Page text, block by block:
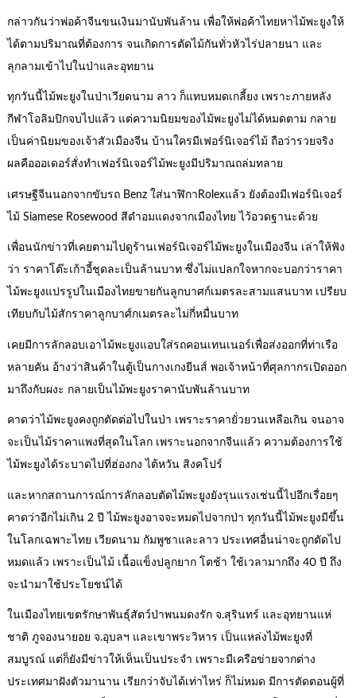
กล่าวกันว่าพ่อค้าจีนขนเงินมานับพันล้าน เพื่อให้พ่อค้าไทยหาไม้พะยูงให้
ได้ตามปริมาณที่ต้องการ จนเกิดการตัดไม้กันทั่วหัวไร่ปลายนา และ
ลุกลามเข้าไปในป่าและอุทยาน
ทุกวันนี้ไม้พะยูงในป่าเวียดนาม ลาว ก็แทบหมดเกลี้ยง เพราะภายหลัง
กีฬาโอลิมปิกจบไปแล้ว แต่ความนิยมของไม้พะยูงไม่ได้หมดตาม กลาย
เป็นค่านิยมของเจ้าสัวเมืองจีน บ้านใครมีเฟอร์นิเจอร์ไม้ ถือว่ารวยจริง
ผลคือออเดอร์สั่งทำเฟอร์นิเจอร์ไม้พะยูงมีปริมาณถล่มทลาย
เศรษฐีจีนนอกจากขับรถ Benz ใส่นาฬิกาRolexแล้ว ยังต้องมีเฟอร์นิเจอร์
ไม้ Siamese Rosewood สีดำอมแดงจากเมืองไทย ไว้อวดฐานะด้วย
เพื่อนนักข่าวที่เคยตามไปดูร้านเฟอร์นิเจอร์ไม้พะยูงในเมืองจีน เล่าให้ฟัง
ว่า ราคาโต๊ะเก้าอี้ชุดละเป็นล้านบาท ซึ่งไม่แปลกใจหากจะบอกว่าราคา
ไม้พะยูงแปรรูปในเมืองไทยขายกันลูกบาศก์เมตรละสามแสนบาท เปรียบ
เทียบกับไม้สักราคาลูกบาศ์กเมตรละไม่กี่หมื่นบาท
เคยมีการลักลอบเอาไม้พะยูงแอบใส่รถคอนเทนเนอร์เพื่อส่งออกที่ท่าเรือ
หลายคัน อ้างว่าสินค้าในตู้เป็นกางเกงยีนส์ พอเจ้าหน้าที่ศุลกากรเปิดออก
มาถึงกับผงะ กลายเป็นไม้พะยูงราคานับพันล้านบาท
คาดว่าไม้พะยูงคงถูกตัดต่อไปในป่า เพราะราคายั่วยวนเหลือเกิน จนอาจ
จะเป็นไม้ราคาแพงที่สุดในโลก เพราะนอกจากจีนแล้ว ความต้องการใช้
ไม้พะยูงได้ระบาดไปที่ฮ่องกง ไต้หวัน สิงคโปร์
และหากสถานการณ์การลักลอบตัดไม้พะยูงยังรุนแรงเช่นนี้ไปอีกเรื่อยๆ
คาดว่าอีกไม่เกิน 2 ปี ไม้พะยูงอาจจะหมดไปจากป่า ทุกวันนี้ไม้พะยูงมีขึ้น
ในโลกเฉพาะไทย เวียดนาม กัมพูชาและลาว ประเทศอื่นน่าจะถูกตัดไป
หมดแล้ว เพราะเป็นไม้ เนื้อแข็งปลูกยาก โตช้า ใช้เวลามากถึง 40 ปี ถึง
จะนำมาใช้ประโยชน์ได้
ในเมืองไทยเขตรักษาพันธุ์สัตว์ป่าพนมดงรัก จ.สุรินทร์ และอุทยานแห่
ชาติ ภูจองนายอย จ.อุบลฯ และเขาพระวิหาร เป็นแหล่งไม้พะยูงที่
สมบูรณ์ แต่ก็ยังมีข่าวให้เห็นเป็นประจำ เพราะมีเครือข่ายจากต่าง
ประเทศมาฝังตัวมานาน เรียกว่าจับได้เท่าไหร่ ก็ไม่หมด มีการตัดตอนผู้ที่